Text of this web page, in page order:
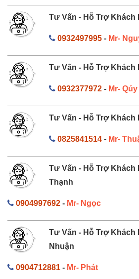
Tư Vấn - Hỗ Trợ Khách
0932497995- Mr-
Tư Vấn - Hỗ Trợ Khách
0932377972- Mr- Qúy
Tư Vấn - Hỗ Trợ Khách
0825841514- Mr-
Tư Vấn - Hỗ Trợ Khách
Thạnh
0904997692 - Mr- Ngọc
Tư Vấn - Hỗ Trợ Khách
Nhuận
0904712881 - Mr- Phát